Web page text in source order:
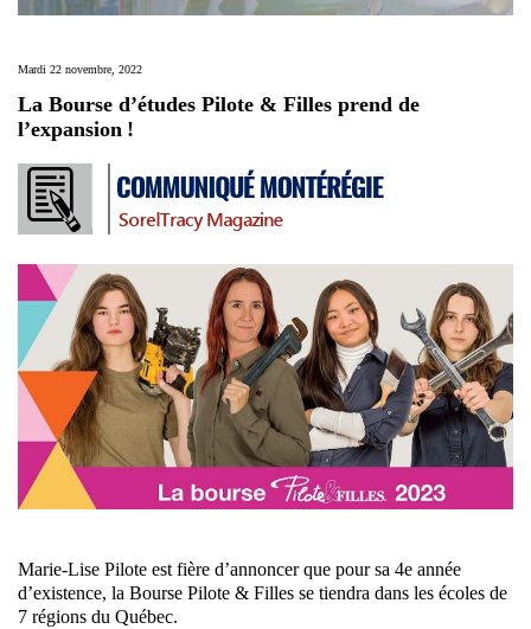
Mardi 22 novembre, 2022
La Bourse d’études Pilote & Filles prend de
l’expansion !
Marie-Lise Pilote est fière d’annoncer que pour sa 4e année
d’existence, la Bourse Pilote & Filles se tiendra dans les écoles de
7 régions du Québec.